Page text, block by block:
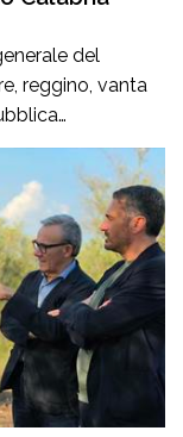
del
reggino, vanta
infrastrutture in
regionale
Calabria,
e Direttore